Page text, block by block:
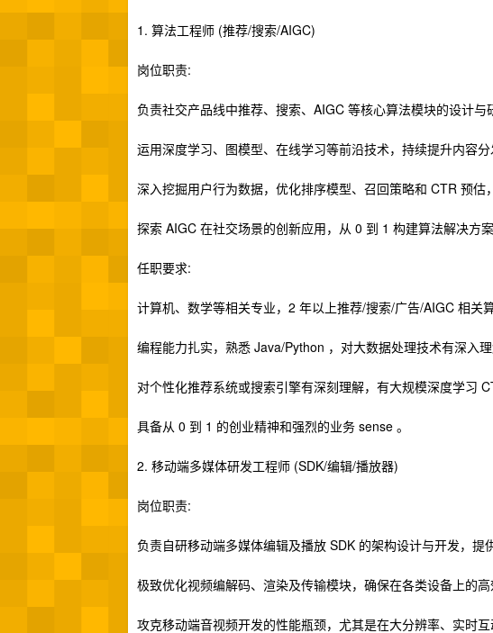
1. 算法工程师 (推荐/搜索/AIGC)
岗位职责:
负责社交产品线中推荐、搜索、AIGC 等核心算法模块的设计与
运用深度学习、图模型、在线学习等前沿技术，持续提升内容分
深入挖掘用户行为数据，优化排序模型、召回策略和 CTR 预估
探索 AIGC 在社交场景的创新应用，从 0 到 1 构建算法解决方案
任职要求:
计算机、数学等相关专业，2 年以上推荐/搜索/广告/AIGC 相关
编程能力扎实，熟悉 Java/Python ，对大数据处理技术有深入理
对个性化推荐系统或搜索引擎有深刻理解，有大规模深度学习
具备从 0 到 1 的创业精神和强烈的业务 sense 。
2. 移动端多媒体研发工程师 (SDK/编辑/播放器)
岗位职责:
负责自研移动端多媒体编辑及播放 SDK 的架构设计与开发，提
极致优化视频编解码、渲染及传输模块，确保在各类设备上的高
攻克移动端音视频开发的性能瓶颈，尤其是在大分辨率、实时互